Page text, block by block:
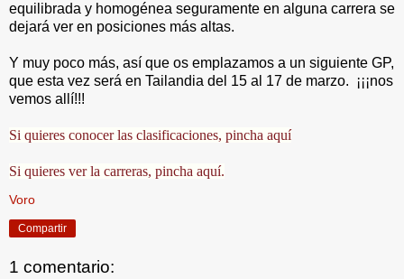
equilibrada y homogénea seguramente en alguna carrera se
dejará ver en posiciones más altas.
Y muy poco más, así que os emplazamos a un siguiente GP,
que esta vez será en Tailandia del 15 al 17 de marzo. ¡¡¡nos
vemos allí!!!
Si quieres conocer las clasificaciones, pincha aquí
Si quieres ver la carreras, pincha aquí.
Voro
Compartir
1 comentario: